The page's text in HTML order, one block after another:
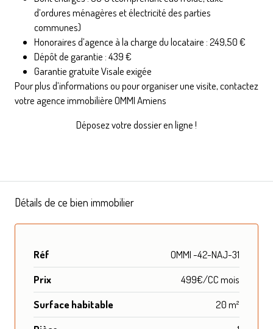
d’ordures ménagères et électricité des parties
communes)
Honoraires d’agence à la charge du locataire : 249,50 €
Dépôt de garantie : 439 €
Garantie gratuite Visale exigée
Pour plus d’informations ou pour organiser une visite, contactez
votre agence immobilière OMMI Amiens
Déposez votre dossier en ligne !
Détails de ce bien immobilier
Réf
OMMI -42-NAJ-31
Prix
499€/CC mois
Surface habitable
20 m²